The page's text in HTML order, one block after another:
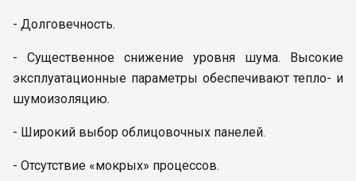
- Долговечность.
- Существенное снижение уровня шума. Высокие
эксплуатационные параметры обеспечивают тепло- и
шумоизоляцию.
- Широкий выбор облицовочных панелей.
- Отсутствие «мокрых» процессов.